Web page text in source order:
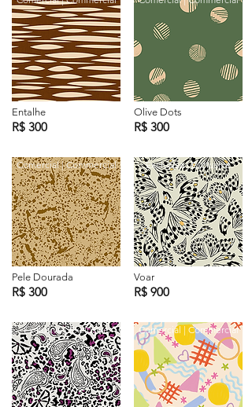
Entalhe
R$ 300
Comercial | Commercial
Pele Dourada
R$ 300
Exclusiva | Exclusive
Olive Dots
R$ 300
Exclusiva | Exclusive
Voar
R$ 900
Comercial | Commercial